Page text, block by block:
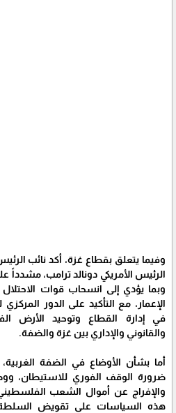
وفيما يتعلق بقطاع غزة، أكد نائب
الرئيس الأمريكي دونالد ترامب،
وبما يؤدي إلى انسحاب قوات الاحتلال
الإعمار، مع التأكيد على الدور
في إدارة القطاع وتوحيد الأرض
والقانوني والإداري بين غزة والضفة.
أما بشأن الأوضاع في الضفة
ضرورة الوقف الفوري للاستيطان،
والإفراج عن أموال الشعب
هذه السياسات على تقويض السلطة